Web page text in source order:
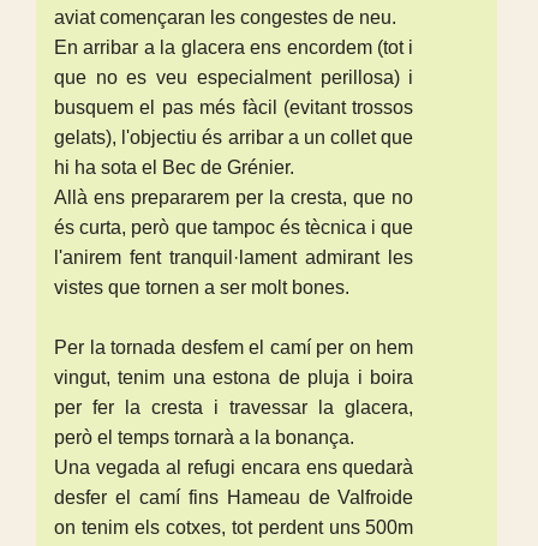
aviat començaran les congestes de neu.
En arribar a la glacera ens encordem (tot i
que no es veu especialment perillosa) i
busquem el pas més fàcil (evitant trossos
gelats), l'objectiu és arribar a un collet que
hi ha sota el Bec de Grénier.
Allà ens prepararem per la cresta, que no
és curta, però que tampoc és tècnica i que
l'anirem fent tranquil·lament admirant les
vistes que tornen a ser molt bones.
Per la tornada desfem el camí per on hem
vingut, tenim una estona de pluja i boira
per fer la cresta i travessar la glacera,
però el temps tornarà a la bonança.
Una vegada al refugi encara ens quedarà
desfer el camí fins Hameau de Valfroide
on tenim els cotxes, tot perdent uns 500m